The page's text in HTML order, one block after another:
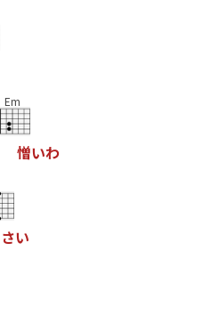
Em
憎いわ
さい